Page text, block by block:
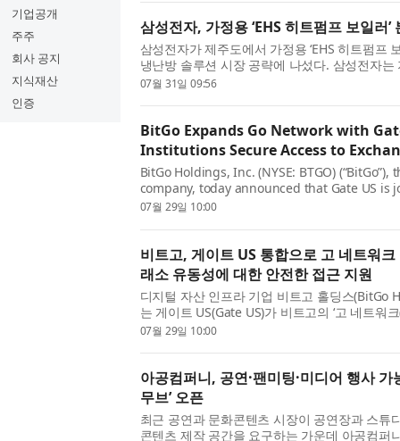
기업공개
주주
회사 공지
지식재산
인증
삼성전자, 가정용 ‘EHS 히트펌프 보일러’
삼성전자가 제주도에서 가정용 ‘EHS 히트펌프
냉난방 솔루션 시장 공략에 나섰다. 삼성전자
단독주택에 ‘EHS 히트펌프 보일러’를 설치하
07월 31일 09:56
BitGo Expands Go Network with
Institutions Secure Access to
BitGo Holdings, Inc. (NYSE: BTGO)
company, today announced that Gate US is
Exchange Settlement (OES), expanding
07월 29일 10:00
비트고, 게이트 US 통합으로 고 네트워
래소 유동성에 대한 안전한 접근 지원
디지털 자산 인프라 기업 비트고 홀딩스(BitGo
는 게이트 US(Gate US)가 비트고의 ‘고 네트워
Off-Exchange Settlement)에 합류해 커스터디
07월 29일 10:00
아공컴퍼니, 공연·팬미팅·미디어 행사
무브’ 오픈
최근 공연과 문화콘텐츠 시장이 공연장과 스튜
콘텐츠 제작 공간을 요구하는 가운데 아공컴퍼